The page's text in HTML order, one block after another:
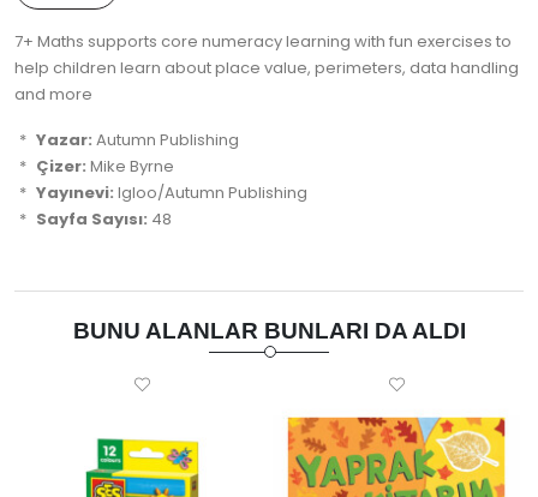
7+ Maths supports core numeracy learning with fun exercises to
help children learn about place value, perimeters, data handling
and more
Yazar: Autumn Publishing
Çizer: Mike Byrne
Yayınevi: Igloo/Autumn Publishing
Sayfa Sayısı: 48
BUNU ALANLAR BUNLARI DA ALDI